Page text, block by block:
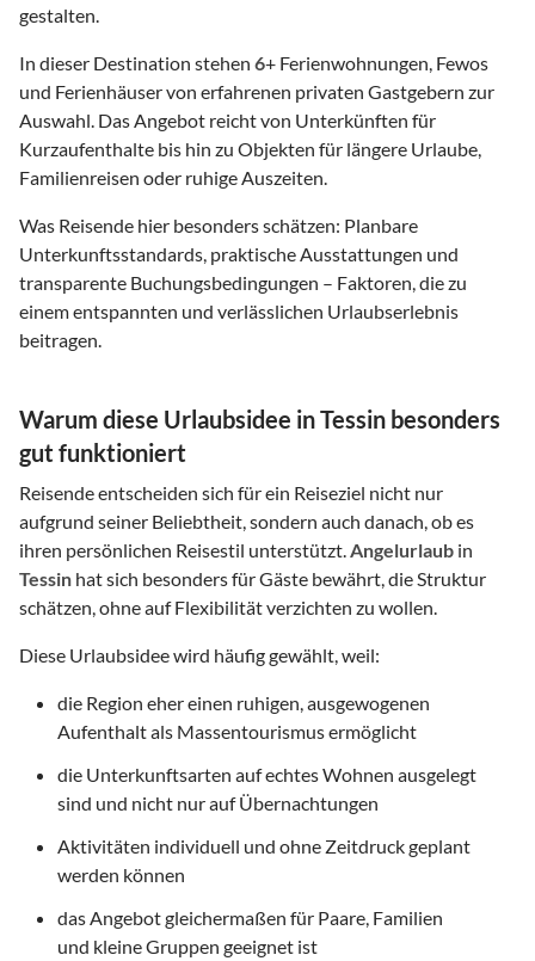
gestalten.
In dieser Destination stehen 6+ Ferienwohnungen, Fewos
und Ferienhäuser von erfahrenen privaten Gastgebern zur
Auswahl. Das Angebot reicht von Unterkünften für
Kurzaufenthalte bis hin zu Objekten für längere Urlaube,
Familienreisen oder ruhige Auszeiten.
Was Reisende hier besonders schätzen: Planbare
Unterkunftsstandards, praktische Ausstattungen und
transparente Buchungsbedingungen – Faktoren, die zu
einem entspannten und verlässlichen Urlaubserlebnis
beitragen.
Warum diese Urlaubsidee in Tessin besonders
gut funktioniert
Reisende entscheiden sich für ein Reiseziel nicht nur
aufgrund seiner Beliebtheit, sondern auch danach, ob es
ihren persönlichen Reisestil unterstützt.Angelurlaub in
Tessin hat sich besonders für Gäste bewährt, die Struktur
schätzen, ohne auf Flexibilität verzichten zu wollen.
Diese Urlaubsidee wird häufig gewählt, weil:
die Region eher einen ruhigen, ausgewogenen
Aufenthalt als Massentourismus ermöglicht
die Unterkunftsarten auf echtes Wohnen ausgelegt
sind und nicht nur auf Übernachtungen
Aktivitäten individuell und ohne Zeitdruck geplant
werden können
das Angebot gleichermaßen für Paare, Familien
und kleine Gruppen geeignet ist